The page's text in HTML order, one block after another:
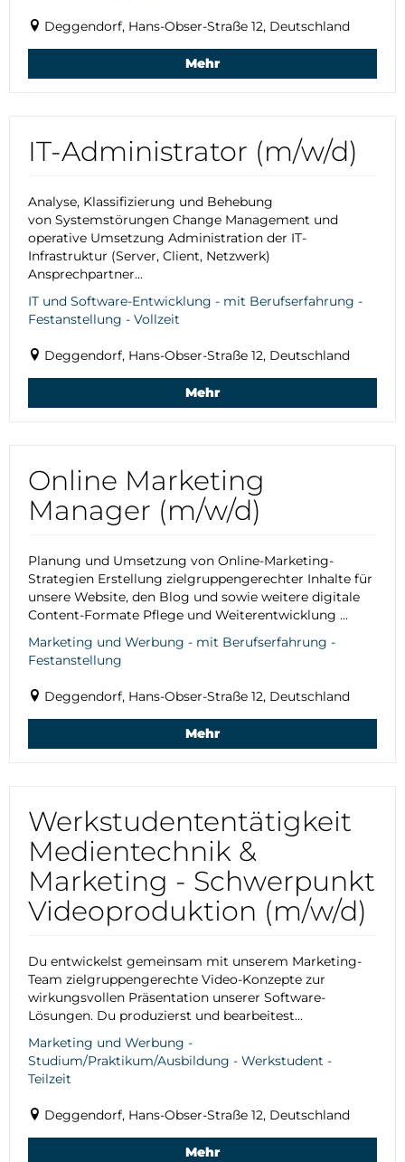
Deggendorf, Hans-Obser-Straße 12, Deutschland
Mehr
IT-Administrator (m/w/d)
Analyse, Klassifizierung und Behebung
von Systemstörungen Change Management und
operative Umsetzung Administration der IT-
Infrastruktur (Server, Client, Netzwerk)
Ansprechpartner...
IT und Software-Entwicklung - mit Berufserfahrung -
Festanstellung - Vollzeit
Deggendorf, Hans-Obser-Straße 12, Deutschland
Mehr
Online Marketing
Manager (m/w/d)
Planung und Umsetzung von Online-Marketing-
Strategien Erstellung zielgruppengerechter Inhalte für
unsere Website, den Blog und sowie weitere digitale
Content-Formate Pflege und Weiterentwicklung ...
Marketing und Werbung - mit Berufserfahrung -
Festanstellung
Deggendorf, Hans-Obser-Straße 12, Deutschland
Mehr
Werkstudententätigkeit
Medientechnik &
Marketing - Schwerpunkt
Videoproduktion (m/w/d)
Du entwickelst gemeinsam mit unserem Marketing-
Team zielgruppengerechte Video-Konzepte zur
wirkungsvollen Präsentation unserer Software-
Lösungen. Du produzierst und bearbeitest...
Marketing und Werbung -
Studium/Praktikum/Ausbildung - Werkstudent -
Teilzeit
Deggendorf, Hans-Obser-Straße 12, Deutschland
Mehr